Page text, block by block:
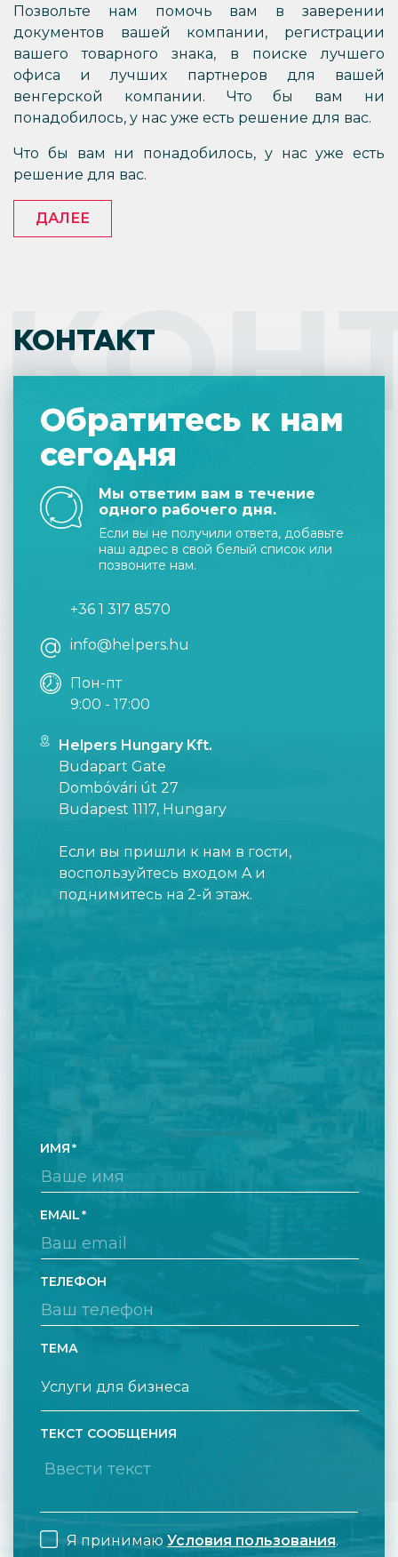
Позвольте нам помочь вам в заверении
документов вашей компании, регистрации
вашего товарного знака, в поиске лучшего
офиса и лучших партнеров для вашей
венгерской компании. Что бы вам ни
понадобилось, у нас уже есть решение для вас.
Что бы вам ни понадобилось, у нас уже есть
решение для вас.
ДАЛЕЕ
КОНТАКТ
Обратитесь к нам
сегодня
Мы ответим вам в течение
одного рабочего дня.
Если вы не получили ответа, добавьте
наш адрес в свой белый список или
позвоните нам.
+36 1 317 8570
info@helpers.hu
Пон-пт
9:00 - 17:00
Helpers Hungary Kft.
Budapart Gate
Dombóvári út 27
Budapest 1117, Hungary
Если вы пришли к нам в гости,
воспользуйтесь входом A и
поднимитесь на 2-й этаж.
ИМЯ
EMAIL
ТЕЛЕФОН
ТЕМА
ТЕКСТ СООБЩЕНИЯ
Я принимаю Условия пользования.